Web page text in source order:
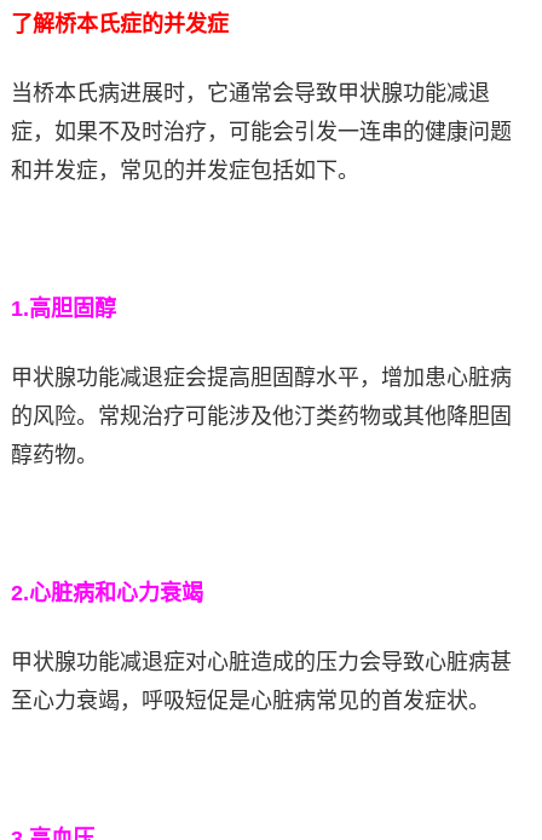
了解桥本氏症的并发症
当桥本氏病进展时，它通常会导致甲状腺功能减退
症，如果不及时治疗，可能会引发一连串的健康问题
和并发症，常见的并发症包括如下。
1.高胆固醇
甲状腺功能减退症会提高胆固醇水平，增加患心脏病
的风险。常规治疗可能涉及他汀类药物或其他降胆固
醇药物。
2.心脏病和心力衰竭
甲状腺功能减退症对心脏造成的压力会导致心脏病甚
至心力衰竭，呼吸短促是心脏病常见的首发症状。